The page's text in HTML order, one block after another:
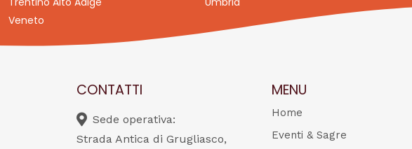
Veneto
CONTATTI
Sede operativa:
Strada Antica di Grugliasco,
MENU
Home
Eventi & Sagre